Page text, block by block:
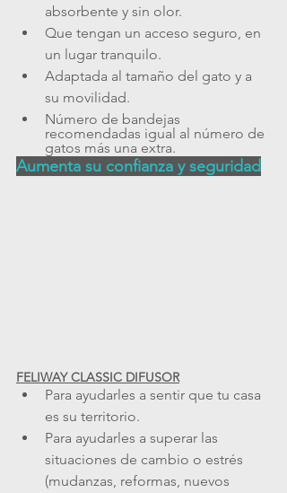
absorbente y sin olor.
Que tengan un acceso seguro, en
un lugar tranquilo.
Adaptada al tamaño del gato y a
su movilidad.
Número de bandejas
recomendadas igual al número de
gatos más una extra.
Aumenta su confianza y seguridad
FELIWAY CLASSIC DIFUSOR
Para ayudarles a sentir que tu casa
es su territorio.
Para ayudarles a superar las
situaciones de cambio o estrés
(mudanzas, reformas, nuevos